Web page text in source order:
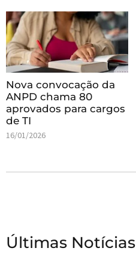
Nova convocação da
ANPD chama 80
aprovados para cargos
de TI
16/01/2026
Últimas Notícias